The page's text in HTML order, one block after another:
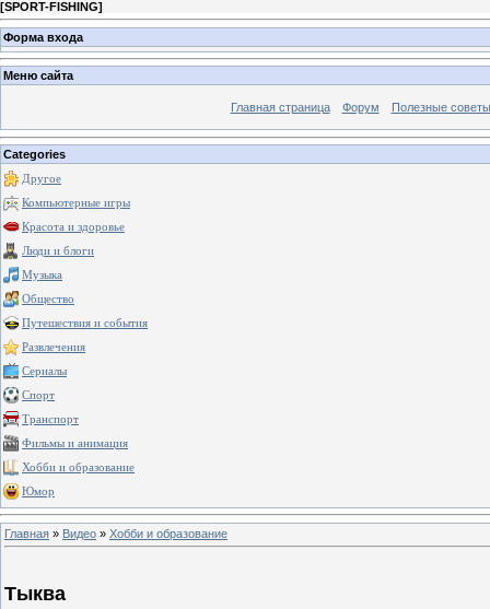
[SPORT-FISHING]
Форма входа
Меню сайта
Главная страница Форум Полезные советы
Categories
Другое
Компьютерные игры
Красота и здоровье
Люди и блоги
Музыка
Общество
Путешествия и события
Развлечения
Сериалы
Спорт
Транспорт
Фильмы и анимация
Хобби и образование
Юмор
Главная » Видео » Хобби и образование
Тыква